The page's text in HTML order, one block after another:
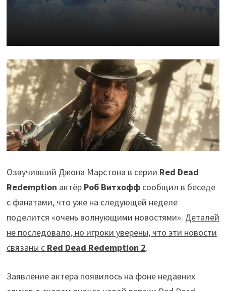
Озвучивший Джона Марстона в серии Red Dead
Redemption актёр Роб Витхоффсообщил в беседе
с фанатами, что уже на следующей неделе
поделится «очень волнующими новостями». Деталей
не последовало, но игроки уверены, что эти новости
связаны с Red Dead Redemption 2.
Заявление актера появилось на фоне недавних